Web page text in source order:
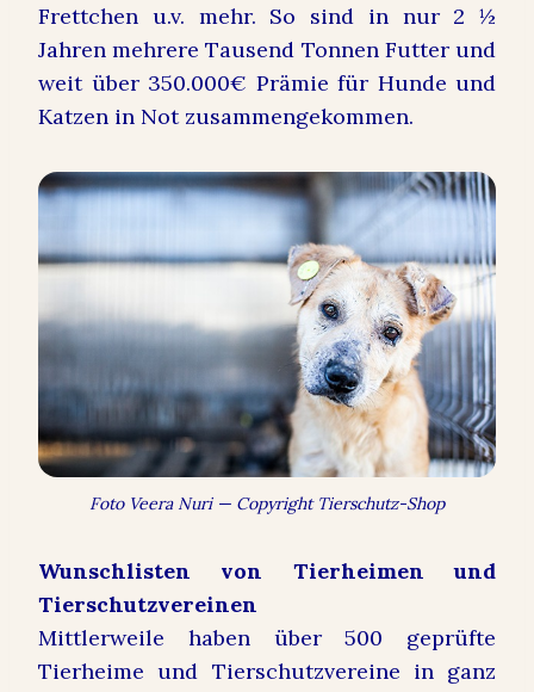
Frettchen u.v. mehr. So sind in nur 2 ½
Jahren mehrere Tausend Tonnen Futter und
weit über 350.000€ Prämie für Hunde und
Katzen in Not zusammengekommen.
Foto Veera Nuri — Copyright Tierschutz-Shop
Wunschlisten von Tierheimen und
Tierschutzvereinen
Mittlerweile haben über 500 geprüfte
Tierheime und Tierschutzvereine in ganz